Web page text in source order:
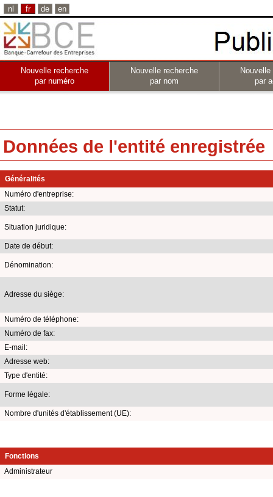
nl fr de en
Nouvelle recherche
par numéro
Nouvelle recherche
par nom
par
Données de l'entité enregistrée
Généralités
Numéro d'entreprise:
Statut:
Situation juridique:
Date de début:
Dénomination:
Adresse du siège:
Numéro de téléphone:
Numéro de fax:
E-mail:
Adresse web:
Type d'entité:
Forme légale:
Nombre d'unités d'établissement (UE):
Fonctions
Administrateur